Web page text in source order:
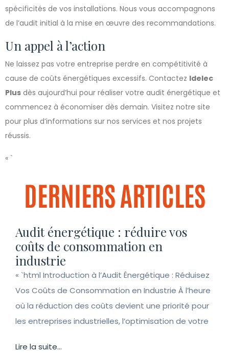
spécificités de vos installations. Nous vous accompagnons
de l’audit initial à la mise en œuvre des recommandations.
Un appel à l’action
Ne laissez pas votre entreprise perdre en compétitivité à
cause de coûts énergétiques excessifs. Contactez Idelec
Plus dès aujourd’hui pour réaliser votre audit énergétique et
commencez à économiser dès demain. Visitez notre site
pour plus d’informations sur nos services et nos projets
réussis.
« `
DERNIERS ARTICLES
Audit énergétique : réduire vos
coûts de consommation en
industrie
« `html Introduction à l’Audit Énergétique : Réduisez
Vos Coûts de Consommation en Industrie À l’heure
où la réduction des coûts devient une priorité pour
les entreprises industrielles, l’optimisation de votre
Lire la suite...